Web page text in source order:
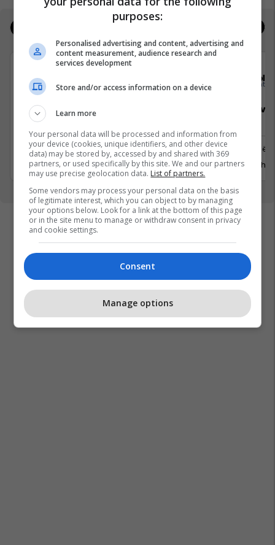
Specialist Mishi (Kasap)
Ferizaj
3 Gusht 2026
Sales
Prishtinë
29 Gusht
purposes:
Personalised advertising and content, advertising and
content measurement, audience research and
services development
Store and/or access information on a device
Learn more
Your personal data will be processed and information from
your device (cookies, unique identifiers, and other device
data) may be stored by, accessed by and shared with 369
partners, or used specifically by this site. We and our partners
may use precise geolocation data. List of partners.
Some vendors may process your personal data on the basis
of legitimate interest, which you can object to by managing
your options below. Look for a link at the bottom of this page
or in the site menu to manage or withdraw consent in privacy
and cookie settings.
Consent
Manage options